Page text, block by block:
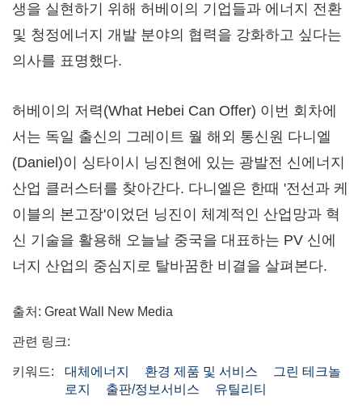
생을 실현하기 위해 허베이의 기업들과 에너지 전환
및 청정에너지 개발 분야의 협력을 강화하고 싶다는
의사를 표명했다.
허베이의 저력(What Hebei Can Offer) 이번 회차에
서는 독일 출신의 그레이트 월 해외 통신원 다니엘
(Daniel)이 싱타이시 닝진현에 있는 광발전 신에너지
산업 클러스터를 찾아간다. 다니엘은 한때 '전선과 케
이블의 본고장'이었던 닝진이 체계적인 산업망과 혁
신 기술을 활용해 오늘날 중국을 대표하는 PV 신에
너지 산업의 중심지로 탈바꿈한 비결을 살펴본다.
출처: Great Wall New Media
관련 링크:
키워드: 대체에너지 환경 제품 및 서비스
그린 테크놀
로지
출판/정보서비스 유틸리티